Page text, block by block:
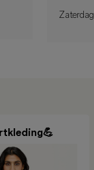
Zaterdag